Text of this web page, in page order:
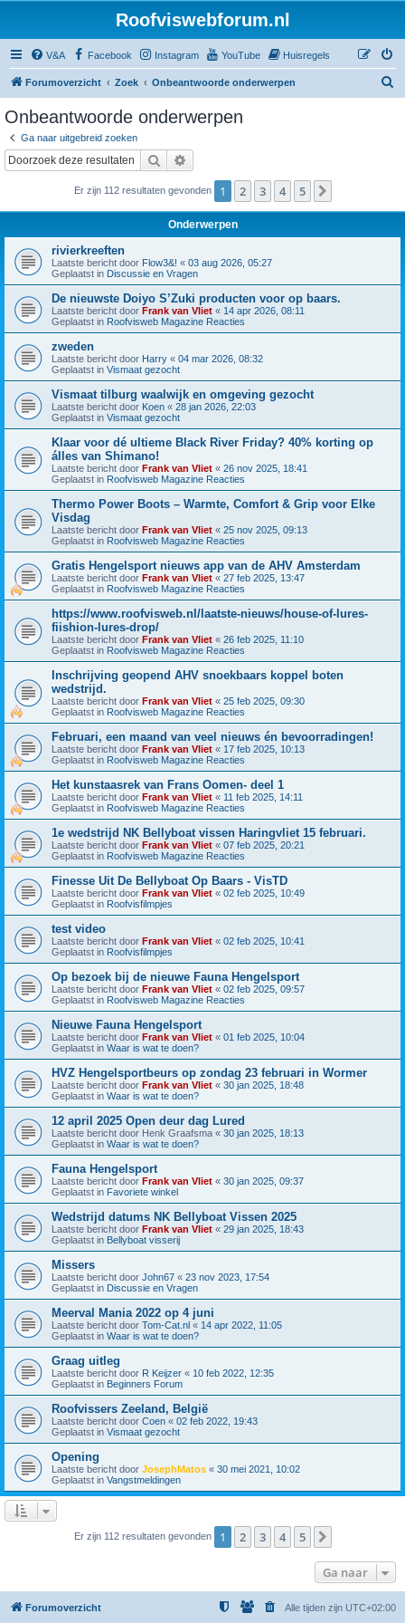
Roofviswebforum.nl
V&A Facebook Instagram YouTube Huisregels
Forumoverzicht Zoek Onbeantwoorde onderwerpen
Onbeantwoorde onderwerpen
Ga naar uitgebreid zoeken
Zoek
Er zijn 112 resultaten gevonden 1 2 3 4 5
Onderwerpen
rivierkreeften
Laatste bericht door Flow3&! « 03 aug 2026, 05:27
Geplaatst in Discussie en Vragen
De nieuwste Doiyo S’Zuki producten voor op baars.
Laatste bericht door Frank van Vliet « 14 apr 2026, 08:11
Geplaatst in Roofvisweb Magazine Reacties
zweden
Laatste bericht door Harry « 04 mar 2026, 08:32
Geplaatst in Vismaat gezocht
Vismaat tilburg waalwijk en omgeving gezocht
Laatste bericht door Koen « 28 jan 2026, 22:03
Geplaatst in Vismaat gezocht
Klaar voor dé ultieme Black River Friday? 40% korting op
álles van Shimano!
Laatste bericht door Frank van Vliet « 26 nov 2025, 18:41
Geplaatst in Roofvisweb Magazine Reacties
Thermo Power Boots – Warmte, Comfort & Grip voor Elke
Visdag
Laatste bericht door Frank van Vliet « 25 nov 2025, 09:13
Geplaatst in Roofvisweb Magazine Reacties
Gratis Hengelsport nieuws app van de AHV Amsterdam
Laatste bericht door Frank van Vliet « 27 feb 2025, 13:47
Geplaatst in Roofvisweb Magazine Reacties
https://www.roofvisweb.nl/laatste-nieuws/house-of-lures-
fiishion-lures-drop/
Laatste bericht door Frank van Vliet « 26 feb 2025, 11:10
Geplaatst in Roofvisweb Magazine Reacties
Inschrijving geopend AHV snoekbaars koppel boten
wedstrijd.
Laatste bericht door Frank van Vliet « 25 feb 2025, 09:30
Geplaatst in Roofvisweb Magazine Reacties
Februari, een maand van veel nieuws én bevoorradingen!
Laatste bericht door Frank van Vliet « 17 feb 2025, 10:13
Geplaatst in Roofvisweb Magazine Reacties
Het kunstaasrek van Frans Oomen- deel 1
Laatste bericht door Frank van Vliet « 11 feb 2025, 14:11
Geplaatst in Roofvisweb Magazine Reacties
1e wedstrijd NK Bellyboat vissen Haringvliet 15 februari.
Laatste bericht door Frank van Vliet « 07 feb 2025, 20:21
Geplaatst in Roofvisweb Magazine Reacties
Finesse Uit De Bellyboat Op Baars - VisTD
Laatste bericht door Frank van Vliet « 02 feb 2025, 10:49
Geplaatst in Roofvisfilmpjes
test video
Laatste bericht door Frank van Vliet « 02 feb 2025, 10:41
Geplaatst in Roofvisfilmpjes
Op bezoek bij de nieuwe Fauna Hengelsport
Laatste bericht door Frank van Vliet « 02 feb 2025, 09:57
Geplaatst in Roofvisweb Magazine Reacties
Nieuwe Fauna Hengelsport
Laatste bericht door Frank van Vliet « 01 feb 2025, 10:04
Geplaatst in Waar is wat te doen?
HVZ Hengelsportbeurs op zondag 23 februari in Wormer
Laatste bericht door Frank van Vliet « 30 jan 2025, 18:48
Geplaatst in Waar is wat te doen?
12 april 2025 Open deur dag Lured
Laatste bericht door Henk Graafsma « 30 jan 2025, 18:13
Geplaatst in Waar is wat te doen?
Fauna Hengelsport
Laatste bericht door Frank van Vliet « 30 jan 2025, 09:37
Geplaatst in Favoriete winkel
Wedstrijd datums NK Bellyboat Vissen 2025
Laatste bericht door Frank van Vliet « 29 jan 2025, 18:43
Geplaatst in Bellyboat visserij
Missers
Laatste bericht door John67 « 23 nov 2023, 17:54
Geplaatst in Discussie en Vragen
Meerval Mania 2022 op 4 juni
Laatste bericht door Tom-Cat.nl « 14 apr 2022, 11:05
Geplaatst in Waar is wat te doen?
Graag uitleg
Laatste bericht door R Keijzer « 10 feb 2022, 12:35
Geplaatst in Beginners Forum
Roofvissers Zeeland, België
Laatste bericht door Coen « 02 feb 2022, 19:43
Geplaatst in Vismaat gezocht
Opening
Laatste bericht door JosephMatos « 30 mei 2021, 10:02
Geplaatst in Vangstmeldingen
Er zijn 112 resultaten gevonden 1 2 3 4 5
Ga naar
Forumoverzicht Alle tijden zijn UTC+02:00